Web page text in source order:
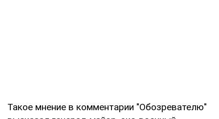
Такое мнение в комментарии "Обозревателю"